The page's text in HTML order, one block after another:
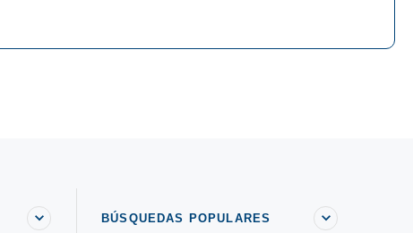
BÚSQUEDAS POPULARES